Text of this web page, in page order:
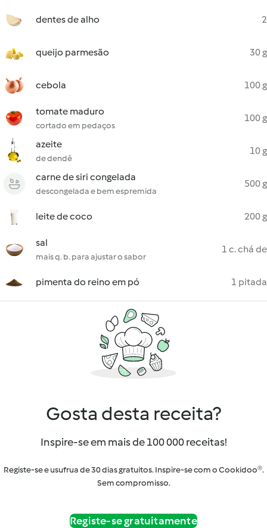
dentes de alho 2
queijo parmesão 30 g
cebola 100 g
tomate maduro
cortado em pedaços
100 g
azeite
de dendê
10 g
carne de siri congelada
descongelada e bem espremida
500 g
leite de coco 200 g
sal
mais q. b. para ajustar o sabor
1 c. chá de
pimenta do reino em pó 1 pitada
Gosta desta receita?
Inspire-se em mais de 100 000 receitas!
Registe-se e usufrua de 30 dias gratuitos. Inspire-se com o Cookidoo®.
Sem compromisso.
Registe-se gratuitamente